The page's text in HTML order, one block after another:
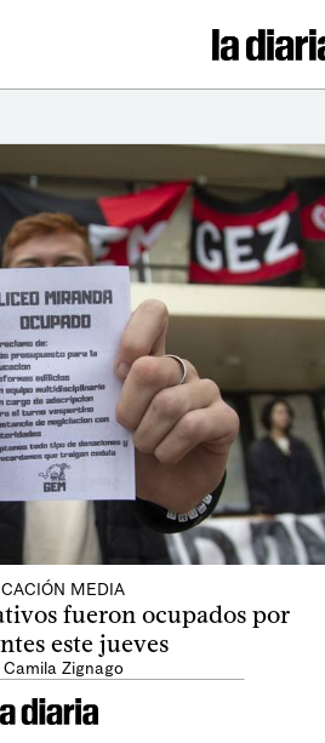
MEDIA
fueron ocupados por
este jueves
Camila Zignago